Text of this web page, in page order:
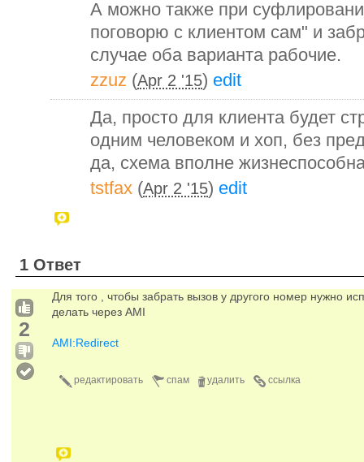
А можно также при
поговорю с клиентом сам" и
случае оба варианта рабочие.
zzuz (Apr 2 '15) edit
Да, просто для клиента будет
одним человеком и хоп, без
да, схема вполне
tstfax (Apr 2 '15) edit
1 Ответ
2
Для того , чтобы забрать вызов у другого номер нужно
делать через AMI
AMI:Redirect
ссылка
удалить
спам
редактировать